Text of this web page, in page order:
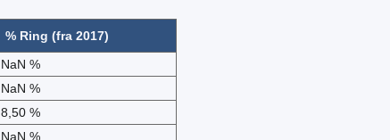
% Ring (fra 2017)
NaN %
NaN %
8,50 %
NaN %